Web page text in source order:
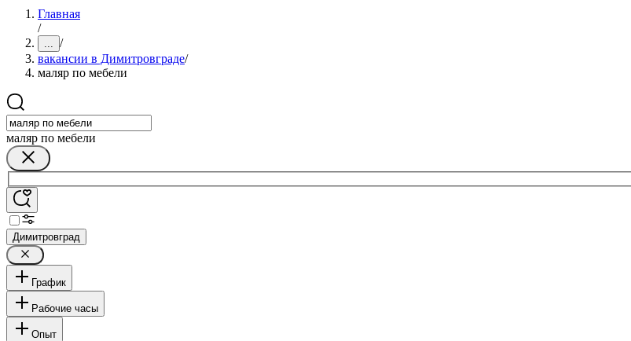
Главная
/
... /
вакансии в Димитровграде/
маляр по мебели
маляр по мебели
Димитровград
График
Рабочие часы
Опыт